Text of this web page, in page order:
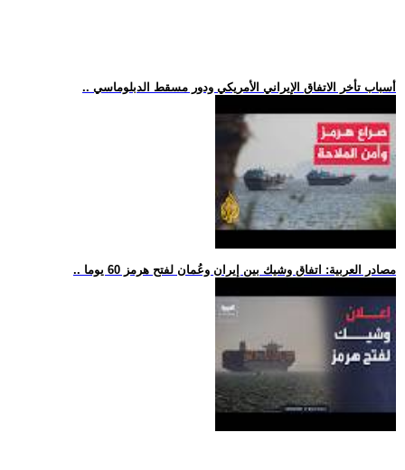
.. أسباب تأخر الاتفاق الإيراني الأمريكي ودور مسقط الدبلوماسي
.. مصادر العربية: اتفاق وشيك بين إيران وعُمان لفتح هرمز 60 يوما